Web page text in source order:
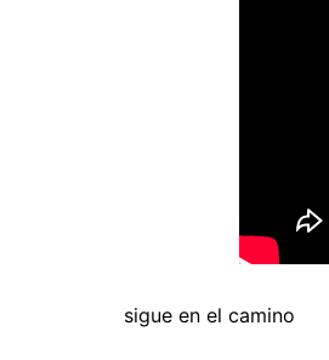
sigue en el camino